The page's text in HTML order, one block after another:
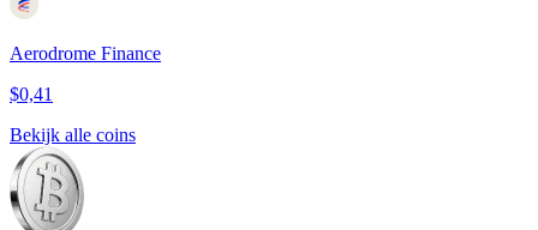
Aerodrome Finance
$0,41
Bekijk alle coins